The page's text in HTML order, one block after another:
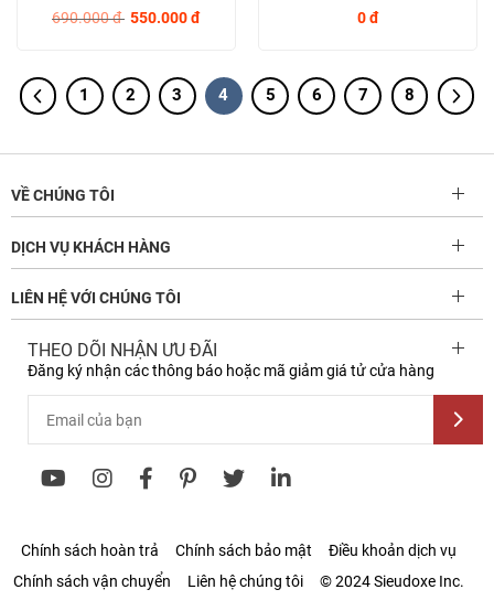
690.000đ 550.000đ 0đ
1 2 3 4 5 6 7 8
VỀ CHÚNG TÔI
DỊCH VỤ KHÁCH HÀNG
LIÊN HỆ VỚI CHÚNG TÔI
THEO DÕI NHẬN ƯU ĐÃI
Đăng ký nhận các thông báo hoặc mã giảm giá tử cửa hàng
© 2024 Sieudoxe Inc.
Chính sách hoàn trả Chính sách bảo mật
Điều khoản dịch vụ
Chính sách vận chuyển
Liên hệ chúng tôi